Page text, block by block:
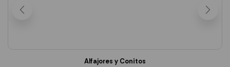
Alfajores y Conitos